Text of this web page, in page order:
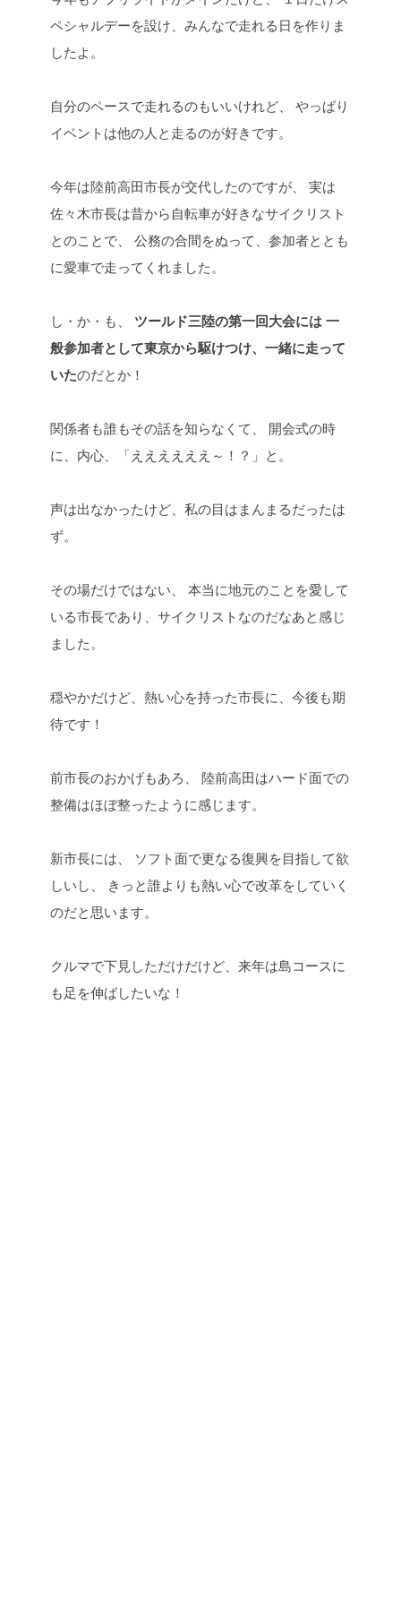
ペシャルデーを設け、みんなで走れる日を作りま
したよ。
自分のペースで走れるのもいいけれど、
やっぱり
イベントは他の人と走るのが好きです。
今年は陸前高田市長が交代したのですが、
実は
佐々木市長は昔から自転車が好きなサイクリスト
とのことで、
公務の合間をぬって、参加者ととも
に愛車で走ってくれました。
し・か・も、 ツールド三陸の第一回大会には 一
般参加者として東京から駆けつけ、一緒に走って
いたのだとか！
関係者も誰もその話を知らなくて、
開会式の時
に、内心、「ええええええ～！？」と。
声は出なかったけど、私の目はまんまるだったは
ず。
その場だけではない、
本当に地元のことを愛して
いる市長であり、サイクリストなのだなあと感じ
ました。
穏やかだけど、熱い心を持った市長に、今後も期
待です！
前市長のおかげもあろ、
陸前高田はハード面での
整備はほぼ整ったように感じます。
新市長には、
ソフト面で更なる復興を目指して欲
しいし、
きっと誰よりも熱い心で改革をしていく
のだと思います。
クルマで下見しただけだけど、来年は島コースに
も足を伸ばしたいな！